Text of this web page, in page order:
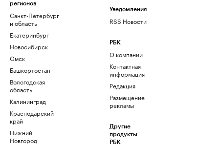
регионов
Санкт-Петербург
и область
Екатеринбург
Новосибирск
Омск
Башкортостан
Вологодская
область
Калининград
Краснодарский
край
Нижний
Новгород
Уведомления
RSS Новости
РБК
О компании
Контактная
информация
Редакция
Размещение
рекламы
Другие
продукты
РБК